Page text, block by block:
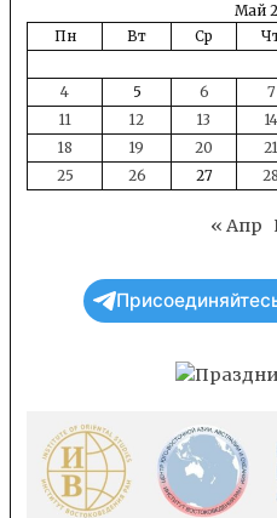
Май
Пн
Вт Ср
4
5 6 7
11
12 13 14
18
19 20 21
25
26 27 28
« Апр